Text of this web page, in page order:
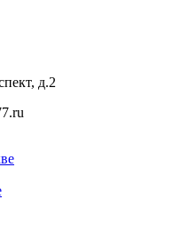
д.2